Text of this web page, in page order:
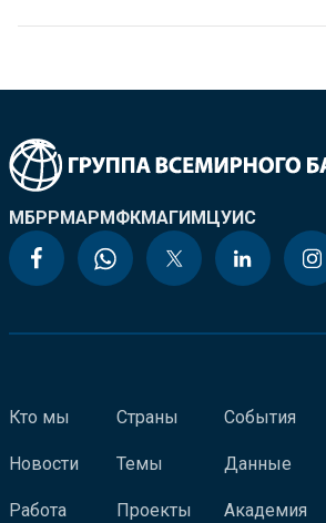
МБРРМАРМФКМАГИМЦУИС
Кто мы
Новости
Работа
Страны
Темы
Проекты
События
Данные
Академия